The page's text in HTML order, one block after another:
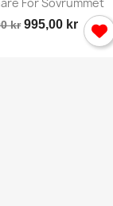
kr 995,00 kr